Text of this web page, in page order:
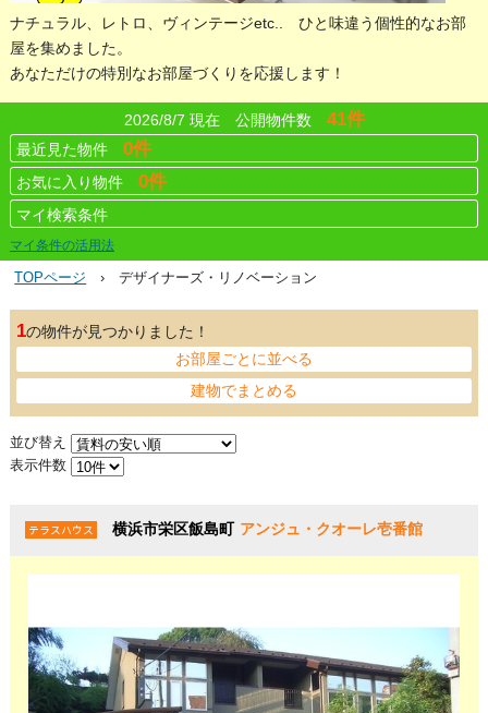
ナチュラル、レトロ、ヴィンテージetc.. ひと味違う個性的なお部
屋を集めました。
あなただけの特別なお部屋づくりを応援します！
2026/8/7 現在 公開物件数 41件
最近見た物件 0件
お気に入り物件 0件
マイ検索条件
マイ条件の活用法
TOPページ › デザイナーズ・リノベーション
1の物件が見つかりました！
お部屋ごとに並べる
建物でまとめる
並び替え
表示件数
テラスハウス 横浜市栄区飯島町 アンジュ・クオーレ壱番館